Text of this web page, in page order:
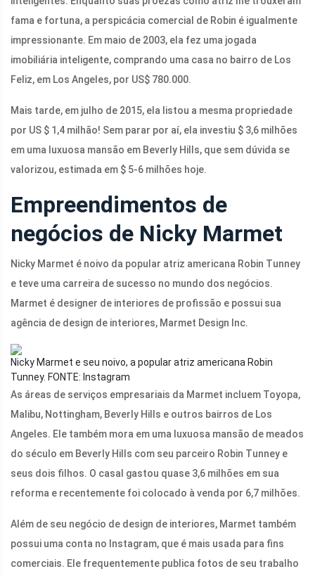
fama e fortuna, a perspicácia comercial de Robin é igualmente
impressionante. Em maio de 2003, ela fez uma jogada
imobiliária inteligente, comprando uma casa no bairro de Los
Feliz, em Los Angeles, por US$ 780.000.
Mais tarde, em julho de 2015, ela listou a mesma propriedade
por US $ 1,4 milhão! Sem parar por aí, ela investiu $ 3,6 milhões
em uma luxuosa mansão em Beverly Hills, que sem dúvida se
valorizou, estimada em $ 5-6 milhões hoje.
Empreendimentos de
negócios de Nicky Marmet
Nicky Marmet é noivo da popular atriz americana Robin Tunney
e teve uma carreira de sucesso no mundo dos negócios.
Marmet é designer de interiores de profissão e possui sua
agência de design de interiores, Marmet Design Inc.
Nicky Marmet e seu noivo, a popular atriz americana Robin
Tunney. FONTE: Instagram
As áreas de serviços empresariais da Marmet incluem Toyopa,
Malibu, Nottingham, Beverly Hills e outros bairros de Los
Angeles. Ele também mora em uma luxuosa mansão de meados
do século em Beverly Hills com seu parceiro Robin Tunney e
seus dois filhos. O casal gastou quase 3,6 milhões em sua
reforma e recentemente foi colocado à venda por 6,7 milhões.
Além de seu negócio de design de interiores, Marmet também
possui uma conta no Instagram, que é mais usada para fins
comerciais. Ele frequentemente publica fotos de seu trabalho